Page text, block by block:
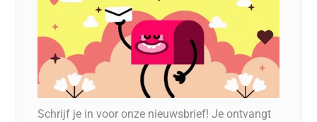
Schrijf je in voor onze nieuwsbrief! Je ontvangt